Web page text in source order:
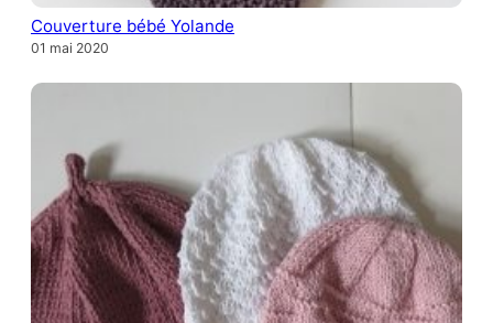
Couverture bébé Yolande
01 mai 2020